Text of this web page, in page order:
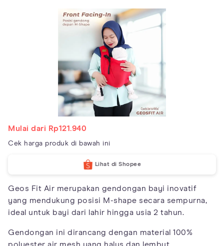
Mulai dari Rp121.940
Cek harga produk di bawah ini
Lihat di Shopee
Geos Fit Air merupakan gendongan bayi inovatif
yang mendukung posisi M-shape secara sempurna,
ideal untuk bayi dari lahir hingga usia 2 tahun.
Gendongan ini dirancang dengan material 100%